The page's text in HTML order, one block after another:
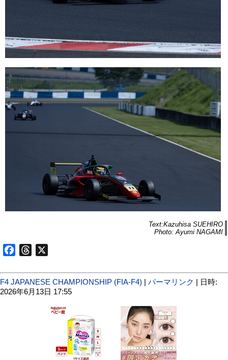
Text:Kazuhisa SUEHIRO
Photo: Ayumi NAGAMI
FacebookThreads
F4 JAPANESE CHAMPIONSHIP (FIA-F4) | パーマリンク | 日時:
2026年6月13日 17:55